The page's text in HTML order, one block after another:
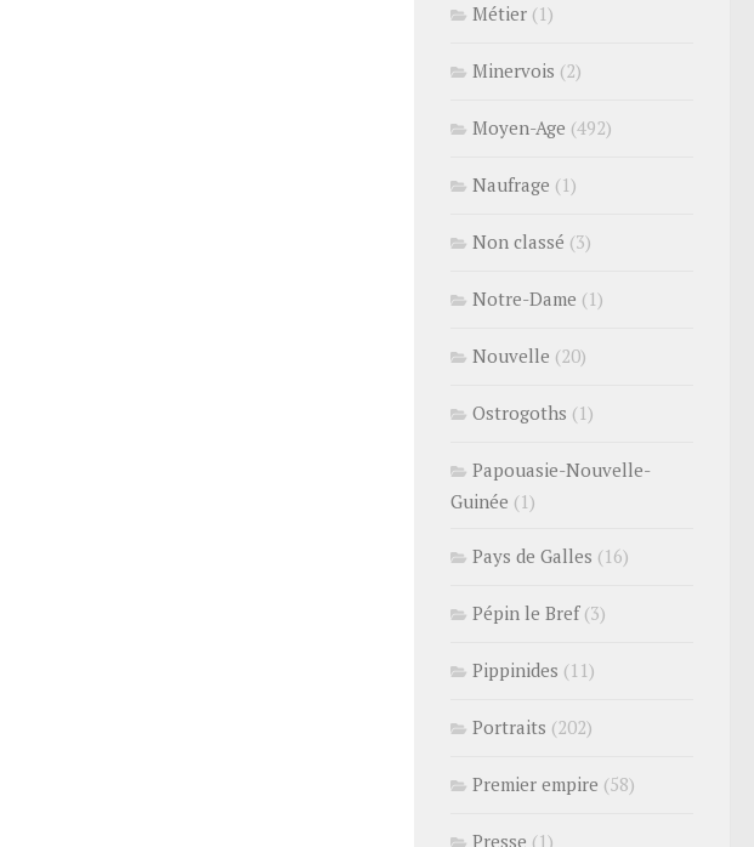
Métier (1)
Minervois (2)
Moyen-Age (492)
Naufrage (1)
Non classé (3)
Notre-Dame (1)
Nouvelle (20)
Ostrogoths (1)
Papouasie-Nouvelle-
Guinée (1)
Pays de Galles (16)
Pépin le Bref(3)
Pippinides (11)
Portraits (202)
Premier empire (58)
Presse (1)